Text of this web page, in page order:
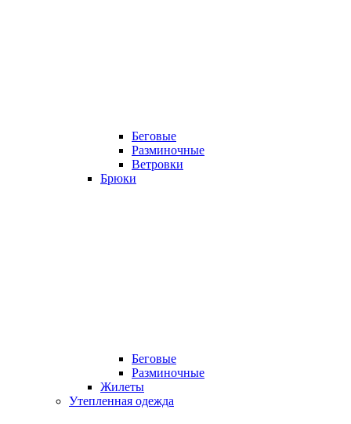
Беговые
Разминочные
Ветровки
Брюки
Беговые
Разминочные
Жилеты
Утепленная одежда